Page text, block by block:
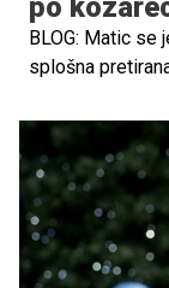
po
BLOG: Matic se
splošna
ne zmore sam
kozarec vode